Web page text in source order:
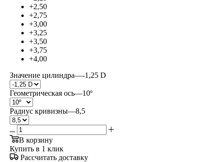
+2,50
+2,75
+3,00
+3,25
+3,50
+3,75
+4,00
Значение цилиндра—-1,25 D
Геометрическая ось—10º
Радиус кривизны—8,5
В корзину
Купить в 1 клик
Рассчитать доставку